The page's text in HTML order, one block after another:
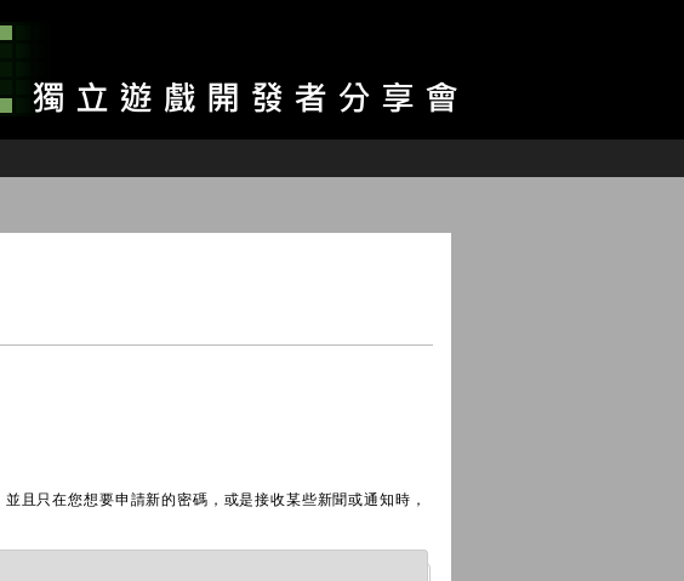
且只在您想要申請新的密碼，或是接收某些新聞或通知時，